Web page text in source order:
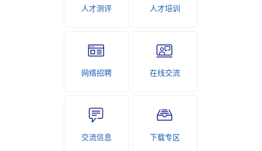
人才测评 人才培训
网络招聘 在线交流
交流信息 下载专区